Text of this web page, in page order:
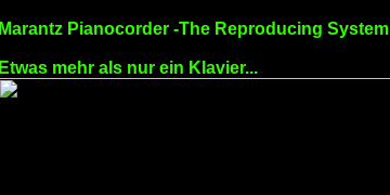
Marantz Pianocorder -The Reproducing System
Etwas mehr als nur ein Klavier...